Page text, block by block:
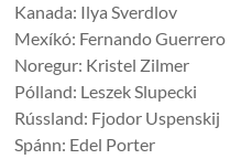
Kanada: Ilya Sverdlov
Mexíkó: Fernando Guerrero
Noregur: Kristel Zilmer
Pólland: Leszek Slupecki
Rússland: Fjodor Uspenskij
Spánn: Edel Porter